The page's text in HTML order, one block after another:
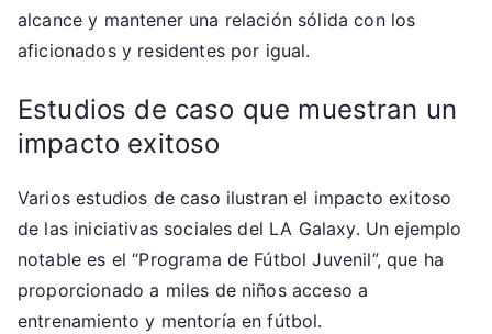
alcance y mantener una relación sólida con los
aficionados y residentes por igual.
Estudios de caso que muestran un
impacto exitoso
Varios estudios de caso ilustran el impacto exitoso
de las iniciativas sociales del LA Galaxy. Un ejemplo
notable es el “Programa de Fútbol Juvenil”, que ha
proporcionado a miles de niños acceso a
entrenamiento y mentoría en fútbol.